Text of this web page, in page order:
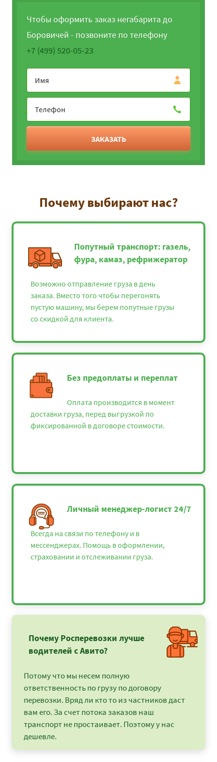
Чтобы оформить заказ негабарита до
Боровичей - позвоните по телефону
+7 (499) 520-05-23
ЗАКАЗАТЬ
Почему выбирают нас?
Попутный транспорт: газель,
фура, камаз, рефрижератор
Возможно отправление груза в день
заказа. Вместо того чтобы перегонять
пустую машину, мы берем попутные грузы
со скидкой для клиента.
Без предоплаты и переплат
Оплата производится в момент
доставки груза, перед выгрузкой по
фиксированной в договоре стоимости.
Личный менеджер-логист 24/7
Всегда на связи по телефону и в
мессенджерах. Помощь в оформлении,
страховании и отслеживании груза.
Почему Росперевозки лучше
водителей с Авито?
Потому что мы несем полную
ответственность по грузу по договору
перевозки. Вряд ли кто то из частников даст
вам его. За счет потока заказов наш
транспорт не простаивает. Поэтому у нас
дешевле.